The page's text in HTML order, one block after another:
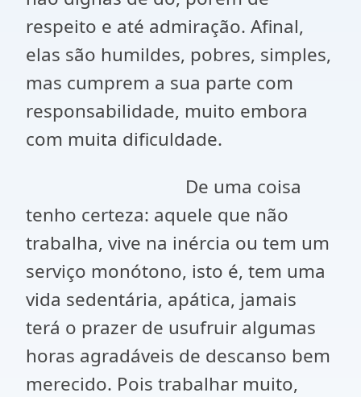
respeito e até admiração. Afinal,
elas são humildes, pobres, simples,
mas cumprem a sua parte com
responsabilidade, muito embora
com muita dificuldade.
De uma coisa
tenho certeza: aquele que não
trabalha, vive na inércia ou tem um
serviço monótono, isto é, tem uma
vida sedentária, apática, jamais
terá o prazer de usufruir algumas
horas agradáveis de descanso bem
merecido. Pois trabalhar muito,